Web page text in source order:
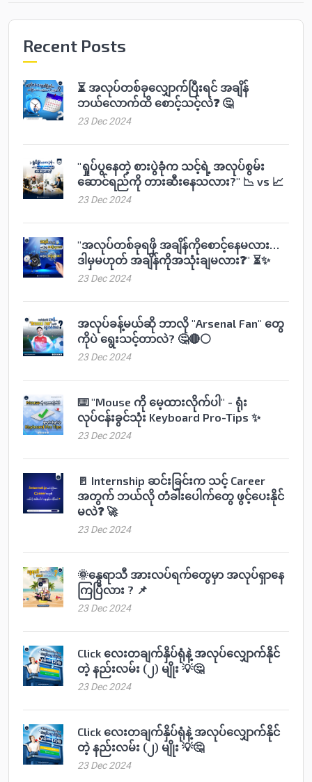
Recent Posts
⏳ အလုပ်တစ်ခုလျှောက်ပြီးရင် အချိန်
ဘယ်လောက်ထိ စောင့်သင့်လဲ❓ 🤔
23 Dec 2024
"ရှုပ်ပွနေတဲ့ စားပွဲခုံက သင့်ရဲ့ အလုပ်စွမ်း
ဆောင်ရည်ကို တားဆီးနေသလား?" 📉 vs 📈
23 Dec 2024
"အလုပ်တစ်ခုရဖို အချိန်ကိုစောင့်နေမလား…
ဒါမှမဟုတ် အချိန်ကိုအသုံးချမလား❓" ⏳✨
23 Dec 2024
အလုပ်ခန့်မယ်ဆို ဘာလို "Arsenal Fan" တွေ
ကိုပဲ ရွေးသင့်တာလဲ? 🤔🔴⚪️
23 Dec 2024
⌨️ "Mouse ကို မေ့ထားလိုက်ပါ" - ရုံး
လုပ်ငန်းခွင်သုံး Keyboard Pro-Tips ✨
23 Dec 2024
🚪 Internship ဆင်းခြင်းက သင့် Career
အတွက် ဘယ်လို တံခါးပေါက်တွေ ဖွင့်ပေးနိုင်
မလဲ❓ 🚀
23 Dec 2024
🌞နွေရာသီ အားလပ်ရက်တွေမှာ အလုပ်ရှာနေ
ကြပြီလား ? 📌
23 Dec 2024
Click လေးတချက်နှိပ်ရုံနဲ့ အလုပ်လျှောက်နိုင်
တဲ့ နည်းလမ်း (၂) မျိုး 💡🤔
23 Dec 2024
Click လေးတချက်နှိပ်ရုံနဲ့ အလုပ်လျှောက်နိုင်
တဲ့ နည်းလမ်း (၂) မျိုး 💡🤔
23 Dec 2024